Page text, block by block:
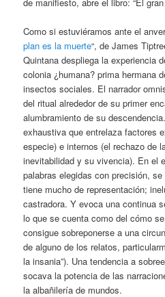
Como si estuviéramos ante el
plan es la muerte“, de James
Quintana despliega la experiencia
colonia ¿humana? prima hermana
insectos sociales. El narrador
del ritual alrededor de su primer
alumbramiento de su
exhaustiva que entrelaza factores
especie) e internos (el rechazo de
inevitabilidad y su vivencia). En el
palabras elegidas con precisión,
tiene mucho de representación;
castradora. Y evoca una continua
lo que se cuenta como del cómo
consigue sobreponerse a una
de alguno de los relatos,
la insania”). Una tendencia a
socava la potencia de las
la albañilería de mundos.